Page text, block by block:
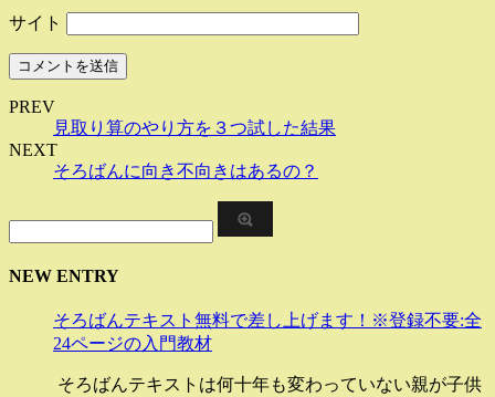
サイト
PREV
見取り算のやり方を３つ試した結果
NEXT
そろばんに向き不向きはあるの？
NEW ENTRY
そろばんテキスト無料で差し上げます！※登録不要:全
24ページの入門教材
そろばんテキストは何十年も変わっていない親が子供